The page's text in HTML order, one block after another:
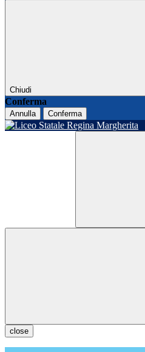
Chiudi
Conferma
Annulla Conferma
close